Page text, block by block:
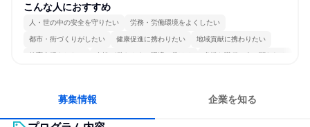
こんな人におすすめ
人・世の中の安全を守りたい 労務・労働環境をよくしたい
都市・街づくりがしたい 健康促進に携わりたい 地域貢献に携わりたい
教育支援をしたい 女性が働きやすい環境で働ける 多様な職種の人と関われる
募集情報 企業を知る